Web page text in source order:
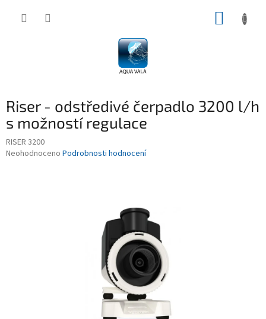
Riser - odstředivé čerpadlo 3200 l/h
s možností regulace
RISER 3200
Průměrné
Neohodnoceno Podrobnosti hodnocení